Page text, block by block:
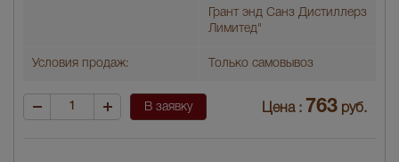
Грант энд Санз Дистиллерз
Лимитед"
Условия продаж: Только самовывоз
В заявку Цена : 763 руб.